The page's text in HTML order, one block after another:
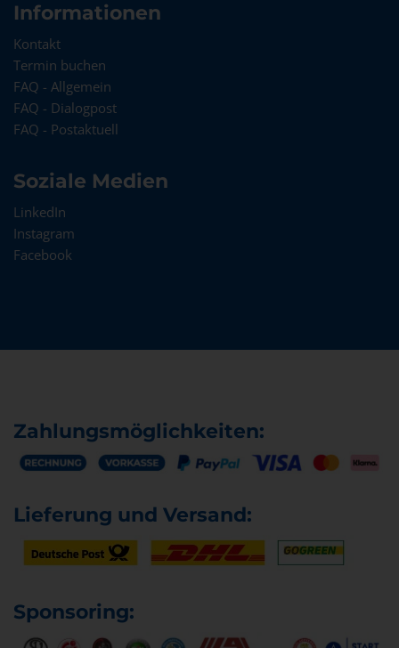
Informationen
Kontakt
Termin buchen
FAQ - Allgemein
FAQ - Dialogpost
FAQ - Postaktuell
Soziale Medien
LinkedIn
Instagram
Facebook
Zahlungsmöglichkeiten:
Lieferung und Versand:
Sponsoring: